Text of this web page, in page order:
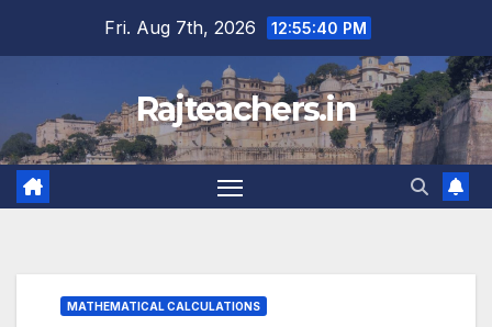
Fri. Aug 7th, 2026 12:55:40 PM
Rajteachers.in
MATHEMATICAL CALCULATIONS